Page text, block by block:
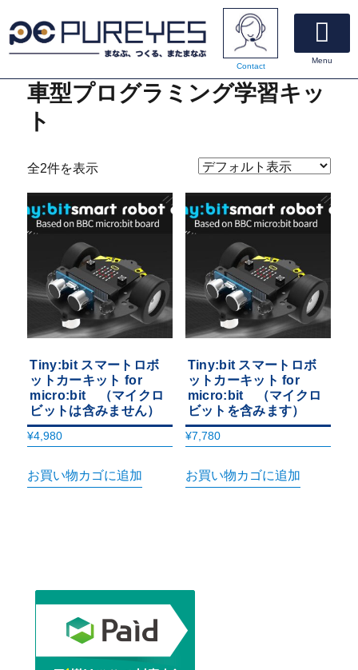
Contact
Menu
車型プログラミング学習キッ
ト
全2件を表示
Tiny:bit スマートロボ
ットカーキット for
micro:bit （マイクロ
ビットは含みません）
¥4,980
お買い物カゴに追加
Tiny:bit スマートロボ
ットカーキット for
micro:bit （マイクロ
ビットを含みます）
¥7,780
お買い物カゴに追加